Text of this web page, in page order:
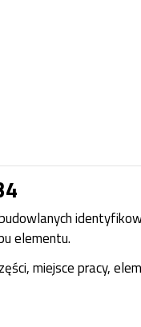
elementu.
miejsce pracy,